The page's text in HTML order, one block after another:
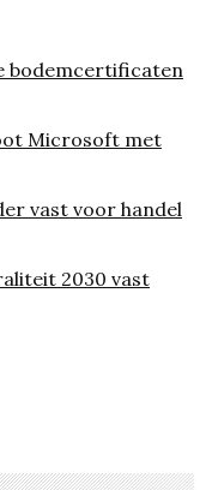
bodemcertificaten
Microsoft met
vast voor handel
2030 vast